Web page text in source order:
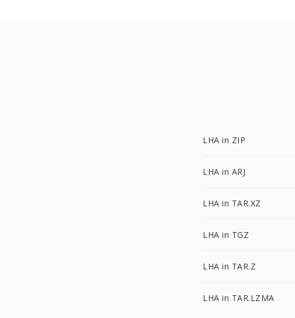
LHA in ZIP
LHA in ARJ
LHA in TAR.XZ
LHA in TGZ
LHA in TAR.Z
LHA in TAR.LZMA